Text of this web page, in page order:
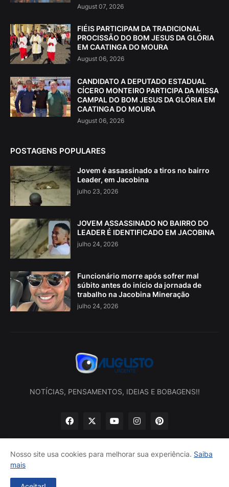
August 07, 2026
FIÉIS PARTICIPAM DA TRADICIONAL
PROCISSÃO DO BOM JESUS DA GLÓRIA
EM CAATINGA DO MOURA
August 06, 2026
CANDIDATO A DEPUTADO ESTADUAL
CÍCERO MONTEIRO PARTICIPA DA MISSA
CAMPAL DO BOM JESUS DA GLÓRIA EM
CAATINGA DO MOURA
August 06, 2026
POSTAGENS POPULARES
Jovem é assassinado a tiros no bairro
Leader, em Jacobina
julho 23, 2026
JOVEM ASSASSINADO NO BAIRRO DO
LEADER É IDENTIFICADO EM JACOBINA
julho 24, 2026
Funcionário morre após sofrer mal
súbito antes do início da jornada de
trabalho na Jacobina Mineração
julho 24, 2026
NOTÍCIAS, PENSAMENTOS, IDEIAS E BOBAGENS!!
Início
Nosso site usa cookies para melhorar sua experiência. Saiba
mais